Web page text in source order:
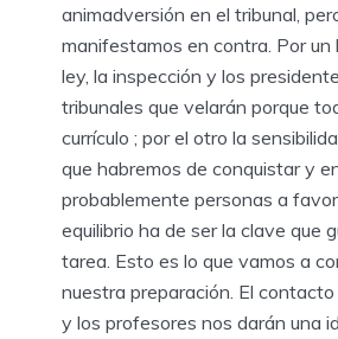
animadversión en el tribunal,
manifestamos en contra. Por un
ley, la inspección y los
tribunales que velarán porque
currículo ; por el otro la
que habremos de conquistar y
probablemente personas a
equilibrio ha de ser la clave que
tarea. Esto es lo que vamos a
nuestra preparación. El
y los profesores nos darán una